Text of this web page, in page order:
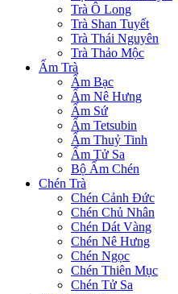
Trà Ô Long
Trà Shan Tuyết
Trà Thái Nguyên
Trà Thảo Mộc
Ấm Trà
Ấm Bạc
Ấm Nê Hưng
Ấm Sứ
Ấm Tetsubin
Ấm Thuỷ Tinh
Ấm Tử Sa
Bộ Ấm Chén
Chén Trà
Chén Cảnh Đức
Chén Chủ Nhân
Chén Dát Vàng
Chén Nê Hưng
Chén Ngọc
Chén Thiên Mục
Chén Tử Sa